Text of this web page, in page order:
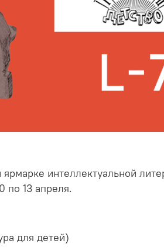
интеллектуальной
по 13 апреля.
для детей)